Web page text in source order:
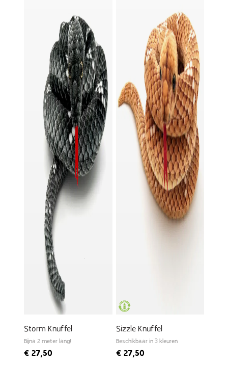
Storm Knuffel
Bijna 2 meter lang!
€ 27,50
Sizzle Knuffel
Beschikbaar in 3 kleuren
€27,50